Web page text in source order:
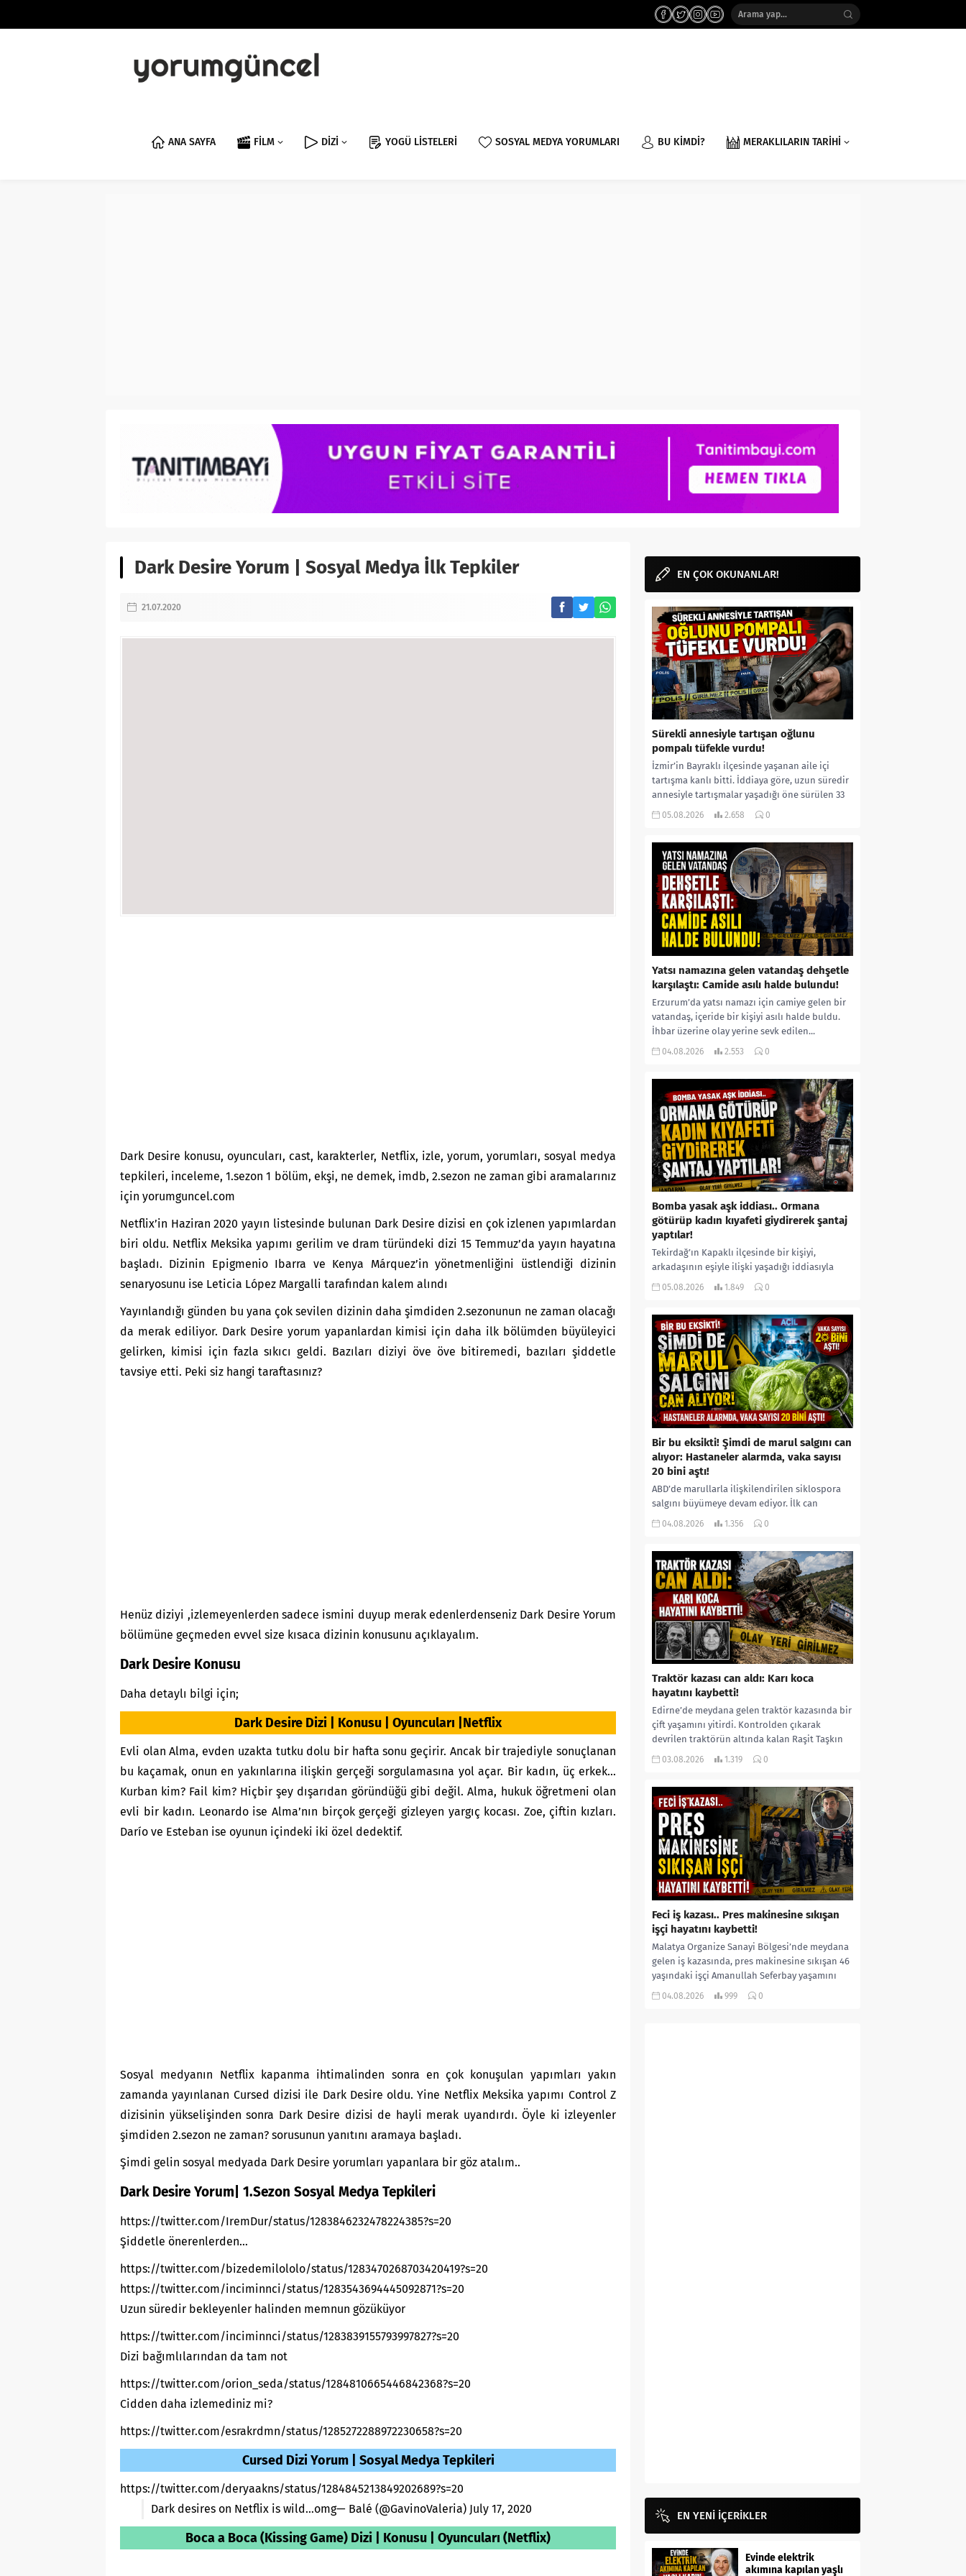
ANA SAYFA FİLM DİZİ YOGÜ LİSTELERİ SOSYAL MEDYA YORUMLARI BU KİMDİ? MERAKLILARIN TARİHİ
Dark Desire Yorum | Sosyal Medya İlk Tepkiler
21.07.2020
Dark Desire konusu, oyuncuları, cast, karakterler, Netflix, izle, yorum, yorumları, sosyal medya
tepkileri, inceleme, 1.sezon 1 bölüm, ekşi, ne demek, imdb, 2.sezon ne zaman gibi aramalarınız
için yorumguncel.com
Netflix’in Haziran 2020 yayın listesinde bulunan Dark Desire dizisi en çok izlenen yapımlardan
biri oldu. Netflix Meksika yapımı gerilim ve dram türündeki dizi 15 Temmuz’da yayın hayatına
başladı. Dizinin Epigmenio Ibarra ve Kenya Márquez’in yönetmenliğini üstlendiği dizinin
senaryosunu ise Leticia López Margalli tarafından kalem alındı
Yayınlandığı günden bu yana çok sevilen dizinin daha şimdiden 2.sezonunun ne zaman olacağı
da merak ediliyor. Dark Desire yorum yapanlardan kimisi için daha ilk bölümden büyüleyici
gelirken, kimisi için fazla sıkıcı geldi. Bazıları diziyi öve öve bitiremedi, bazıları şiddetle
tavsiye etti. Peki siz hangi taraftasınız?
Henüz diziyi ,izlemeyenlerden sadece ismini duyup merak edenlerdenseniz Dark Desire Yorum
bölümüne geçmeden evvel size kısaca dizinin konusunu açıklayalım.
Dark Desire Konusu
Daha detaylı bilgi için;
Dark Desire Dizi | Konusu | Oyuncuları |Netflix
Evli olan Alma, evden uzakta tutku dolu bir hafta sonu geçirir. Ancak bir trajediyle sonuçlanan
bu kaçamak, onun en yakınlarına ilişkin gerçeği sorgulamasına yol açar. Bir kadın, üç erkek…
Kurban kim? Fail kim? Hiçbir şey dışarıdan göründüğü gibi değil. Alma, hukuk öğretmeni olan
evli bir kadın. Leonardo ise Alma’nın birçok gerçeği gizleyen yargıç kocası. Zoe, çiftin kızları.
Darío ve Esteban ise oyunun içindeki iki özel dedektif.
Sosyal medyanın Netflix kapanma ihtimalinden sonra en çok konuşulan yapımları yakın
zamanda yayınlanan Cursed dizisi ile Dark Desire oldu. Yine Netflix Meksika yapımı Control Z
dizisinin yükselişinden sonra Dark Desire dizisi de hayli merak uyandırdı. Öyle ki izleyenler
şimdiden 2.sezon ne zaman? sorusunun yanıtını aramaya başladı.
Şimdi gelin sosyal medyada Dark Desire yorumları yapanlara bir göz atalım..
Dark Desire Yorum| 1.Sezon Sosyal Medya Tepkileri
https://twitter.com/IremDur/status/1283846232478224385?s=20
Şiddetle önerenlerden…
https://twitter.com/bizedemilololo/status/1283470268703420419?s=20
https://twitter.com/inciminnci/status/1283543694445092871?s=20
Uzun süredir bekleyenler halinden memnun gözüküyor
https://twitter.com/inciminnci/status/1283839155793997827?s=20
Dizi bağımlılarından da tam not
https://twitter.com/orion_seda/status/1284810665446842368?s=20
Cidden daha izlemediniz mi?
https://twitter.com/esrakrdmn/status/1285272288972230658?s=20
Cursed Dizi Yorum | Sosyal Medya Tepkileri
https://twitter.com/deryaakns/status/1284845213849202689?s=20
Dark desires on Netflix is wild…omg— Balé (@GavinoValeria) July 17, 2020
Boca a Boca (Kissing Game) Dizi | Konusu | Oyuncuları (Netflix)
EN ÇOK OKUNANLAR!
Sürekli annesiyle tartışan oğlunu
pompalı tüfekle vurdu!
İzmir’in Bayraklı ilçesinde yaşanan aile içi
tartışma kanlı bitti. İddiaya göre, uzun süredir
annesiyle tartışmalar yaşadığı öne sürülen 33
yaşındaki...
05.08.2026 2.658 0
Yatsı namazına gelen vatandaş dehşetle
karşılaştı: Camide asılı halde bulundu!
Erzurum’da yatsı namazı için camiye gelen bir
vatandaş, içeride bir kişiyi asılı halde buldu.
İhbar üzerine olay yerine sevk edilen...
04.08.2026 2.553 0
Bomba yasak aşk iddiası.. Ormana
götürüp kadın kıyafeti giydirerek şantaj
yaptılar!
Tekirdağ’ın Kapaklı ilçesinde bir kişiyi,
arkadaşının eşiyle ilişki yaşadığı iddiasıyla
ormanlık alana götürerek zorla kadın
05.08.2026 1.849 0
Bir bu eksikti! Şimdi de marul salgını can
alıyor: Hastaneler alarmda, vaka sayısı
20 bini aştı!
ABD’de marullarla ilişkilendirilen siklospora
salgını büyümeye devam ediyor. İlk can
kayıplarının yaşandığı salgında vaka sayısının
04.08.2026 1.356 0
Traktör kazası can aldı: Karı koca
hayatını kaybetti!
Edirne’de meydana gelen traktör kazasında bir
çift yaşamını yitirdi. Kontrolden çıkarak
devrilen traktörün altında kalan Raşit Taşkın
ile eşi Fatma...
03.08.2026 1.319 0
Feci iş kazası.. Pres makinesine sıkışan
işçi hayatını kaybetti!
Malatya Organize Sanayi Bölgesi’nde meydana
gelen iş kazasında, pres makinesine sıkışan 46
yaşındaki işçi Amanullah Seferbay yaşamını
yitirdi. Olayla ilgili...
04.08.2026 999 0
EN YENİ İÇERİKLER
Evinde elektrik
akımına kapılan yaşlı